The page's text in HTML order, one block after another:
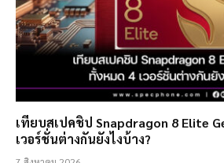
เทียบสเปคชิป Snapdragon 8 Elite
เวอร์ชั่นต่างกันยังไงบ้าง?